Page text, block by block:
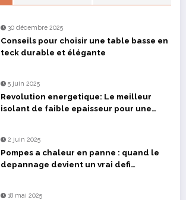
30 décembre 2025
Conseils pour choisir une table basse en
teck durable et élégante
5 juin 2025
Revolution energetique: Le meilleur
isolant de faible epaisseur pour une
2 juin 2025
Pompes a chaleur en panne : quand le
depannage devient un vrai defi
18 mai 2025